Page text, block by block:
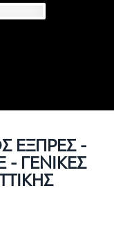
ΕΞΠΡΕΣ -
- ΓΕΝΙΚΕΣ